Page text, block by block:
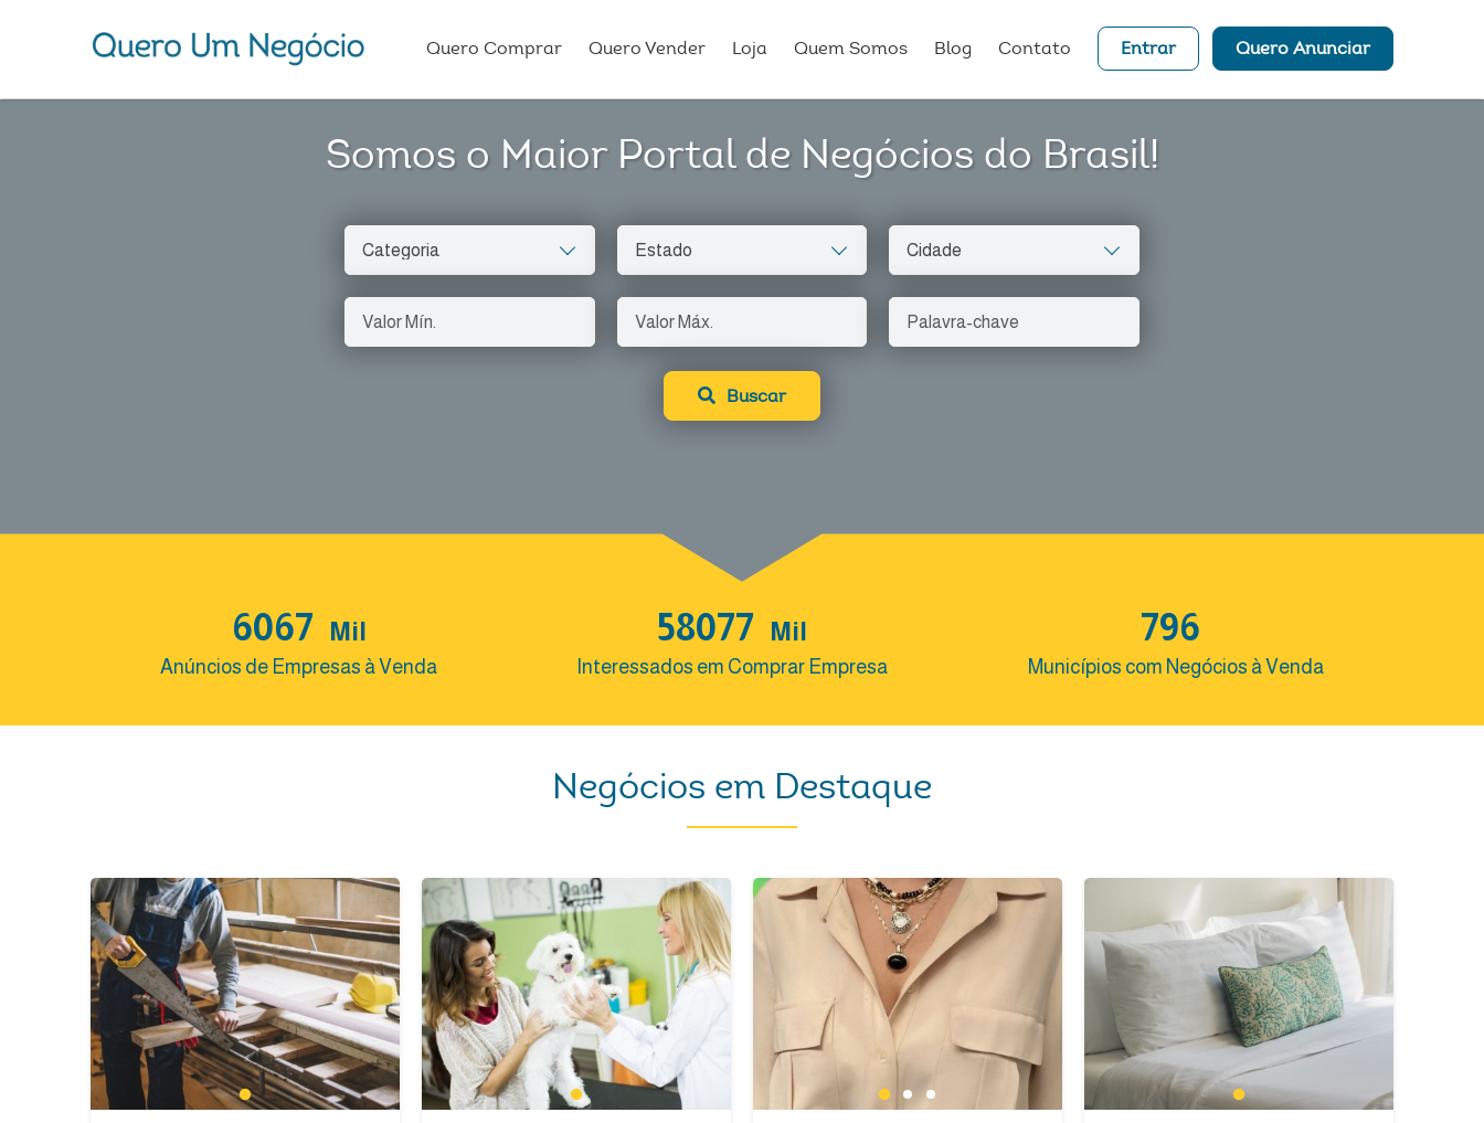
Quero Comprar Quero Vender Loja Quem Somos Blog Contato Entrar Quero Anunciar
Somos o Maior Portal de Negócios do Brasil!
Buscar
6067 Mil
Anúncios de Empresas à Venda
58078 Mil
Interessados em Comprar Empresa
796
Municípios com Negócios à Venda
Negócios em Destaque
1 1 1 2 3 1